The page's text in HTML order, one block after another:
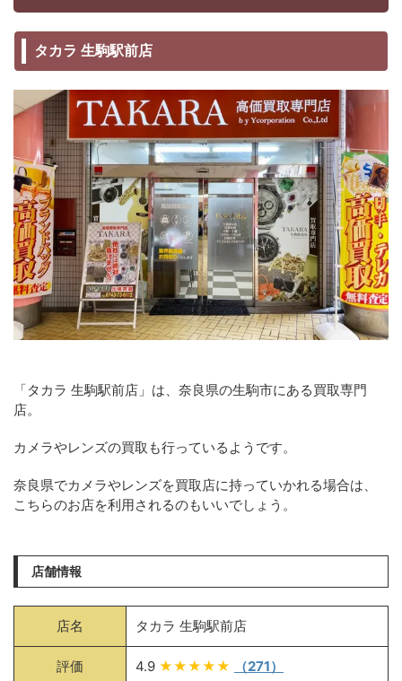
タカラ 生駒駅前店
「タカラ 生駒駅前店」は、奈良県の生駒市にある買取専門
店。
カメラやレンズの買取も行っているようです。
奈良県でカメラやレンズを買取店に持っていかれる場合は、
こちらのお店を利用されるのもいいでしょう。
店舗情報
店名 タカラ 生駒駅前店
評価 4.9 ★★★★★ （271）